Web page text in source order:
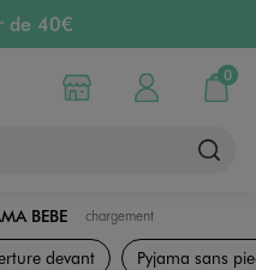
de 40€
en magasin
Choisir mon magasin
Mon compte
0
Mon
BEBE chargement
devant Pyjama sans